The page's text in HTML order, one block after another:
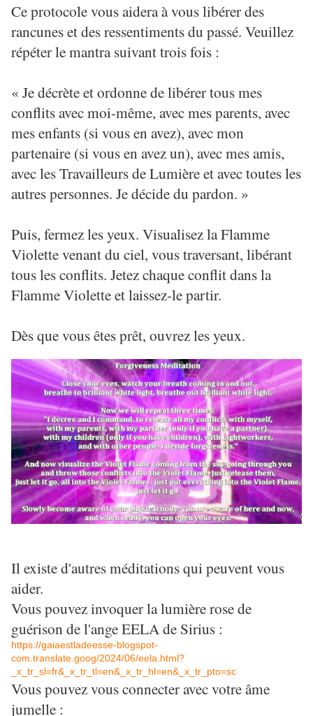
Ce protocole vous aidera à vous libérer des
rancunes et des ressentiments du passé. Veuillez
répéter le mantra suivant trois fois :
« Je décrète et ordonne de libérer tous mes
conflits avec moi-même, avec mes parents, avec
mes enfants (si vous en avez), avec mon
partenaire (si vous en avez un), avec mes amis,
avec les Travailleurs de Lumière et avec toutes les
autres personnes. Je décide du pardon. »
Puis, fermez les yeux. Visualisez la Flamme
Violette venant du ciel, vous traversant, libérant
tous les conflits. Jetez chaque conflit dans la
Flamme Violette et laissez-le partir.
Dès que vous êtes prêt, ouvrez les yeux.
Il existe d'autres méditations qui peuvent vous
aider.
Vous pouvez invoquer la lumière rose de
guérison de l'ange EELA de Sirius :
https://gaiaestladeesse-blogspot-
com.translate.goog/2024/06/eela.html?
_x_tr_sl=fr&_x_tr_tl=en&_x_tr_hl=en&_x_tr_pto=sc
Vous pouvez vous connecter avec votre âme
jumelle :